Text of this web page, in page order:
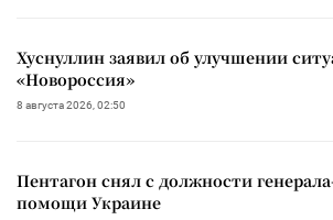
Хуснуллин заявил об улучшении
«Новороссия»
8 августа 2026, 02:50
Пентагон снял с должности
помощи Украине